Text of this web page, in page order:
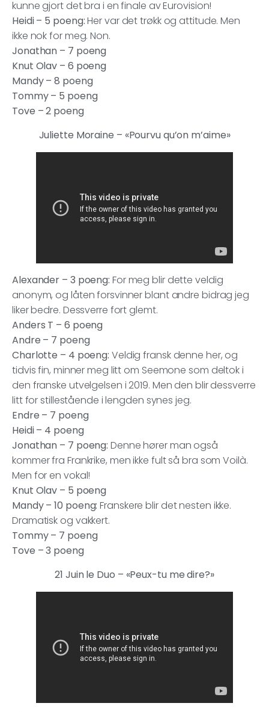
kunne gjort det bra i en finale av Eurovision!
Heidi – 5 poeng:Her var det trøkk og attitude. Men
ikke nok for meg. Non.
Jonathan – 7 poeng
Knut Olav – 6 poeng
Mandy – 8 poeng
Tommy – 5 poeng
Tove –2 poeng
Juliette Moraine – «Pourvu qu’on m’aime»
Alexander – 3 poeng: For meg blir dette veldig
anonym, og låten forsvinner blant andre bidrag jeg
liker bedre. Dessverre fort glemt.
Anders T – 6 poeng
Andre – 7 poeng
Charlotte – 4 poeng: Veldig fransk denne her, og
tidvis fin, minner meg litt om Seemone som deltok i
den franske utvelgelsen i 2019. Men den blir dessverre
litt for stillestående i lengden synes jeg.
Endre – 7 poeng
Heidi – 4 poeng
Jonathan – 7 poeng: Denne hører man også
kommer fra Frankrike, men ikke fult så bra som Voilà.
Men for en vokal!
Knut Olav – 5 poeng
Mandy – 10 poeng:Franskere blir det nesten ikke.
Dramatisk og vakkert.
Tommy – 7 poeng
Tove – 3 poeng
21 Juin le Duo – «Peux-tu me dire?»